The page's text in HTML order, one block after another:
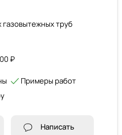
труб
₽
Примеры работ
Написать